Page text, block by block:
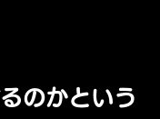
のかという